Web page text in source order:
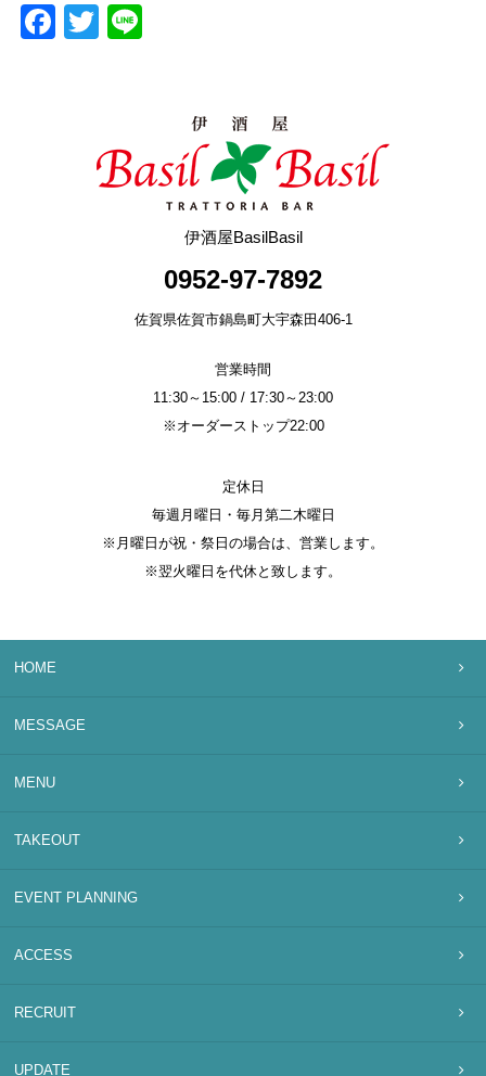
F
T
伊酒屋BasilBasil
0952-97-7892
佐賀県佐賀市鍋島町大宇森田406-1
営業時間
11:30～15:00 / 17:30～23:00
※オーダーストップ22:00
定休日
毎週月曜日・毎月第二木曜日
※月曜日が祝・祭日の場合は、営業します。
※翌火曜日を代休と致します。
HOME
MESSAGE
MENU
TAKEOUT
EVENT PLANNING
ACCESS
RECRUIT
UPDATE